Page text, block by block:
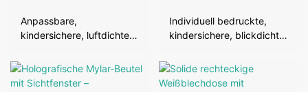
Anpassbare,
kindersichere, luftdichte
Polyesterfolie für
Trockenblumen
Individuell bedruckte,
kindersichere, blickdichte